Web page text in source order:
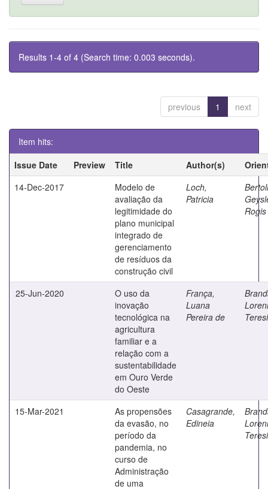
Results 1-4 of 4 (Search time: 0.003 seconds).
previous 1 next
Item hits:
Issue Date
Preview Title Author(s)
14-Dec-2017
Modelo de
avaliação da
legitimidade do
plano municipal
integrado de
gerenciamento
de resíduos da
construção civil
Loch,
Patricia
25-Jun-2020
O uso da
inovação
tecnológica na
agricultura
familiar e a
relação com a
sustentabilidade
em Ouro Verde
do Oeste
França,
Luana
Pereira de
Loreni
15-Mar-2021
As propensões
da evasão, no
período da
pandemia, no
curso de
Administração
de uma
Casagrande,
Edineia
Loreni